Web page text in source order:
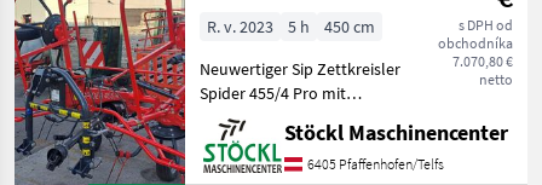
s DPH od
obchodníka
7.070,80 €
netto
R. v. 2023 5 h
450 cm
Neuwertiger Sip Zettkreisler
Spider 455/4 Pro mit
Gelenkwelle. (a) nastavenie
výšky: hydraulické
nastavenie výšky,
Stöckl Maschinencenter
6405 Pfaffenhofen/Telfs